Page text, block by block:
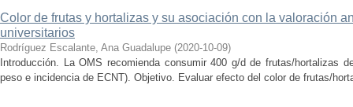
Color de frutas y hortalizas y su asociación con la valoración
universitarios
Rodríguez Escalante, Ana Guadalupe (2020-10-09)
Introducción. La OMS recomienda consumir 400 g/d de frutas/hortalizas
peso e incidencia de ECNT). Objetivo. Evaluar efecto del color de frutas/